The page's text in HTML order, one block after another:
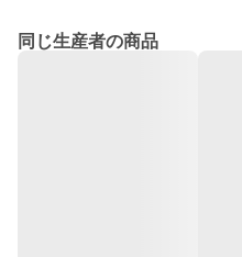
同じ生産者の商品